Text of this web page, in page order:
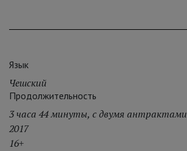
Язык
Чешский
Продолжительность
3 часа 44 минуты, с двумя антрактами
2017
16+